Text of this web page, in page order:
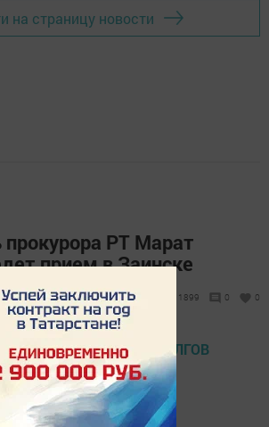
на страницу новости
РТ Марат
прием в Заинске
- 16:20 1899 0 0
30 июля